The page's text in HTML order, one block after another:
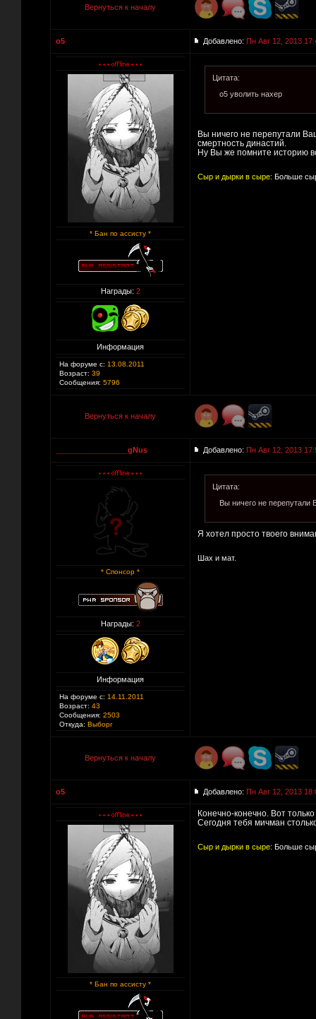
Вернуться к началу
o5 Добавлено: Пн Авг 12, 2013
* Бан по ассисту *
Награды: 2
Информация
На форуме с: 13.08.2011
Возраст: 39
Сообщения: 5796
Цитата:
о5 уволить нахер
Вы ничего не перепутали
смертность династий.
Ну Вы же помните историю
Сыр и дырки в сыре: Больше
Вернуться к началу
_________________gNus Добавлено: Пн Авг 12, 2013
* Спонсор *
Награды: 2
Информация
На форуме с: 14.11.2011
Возраст: 43
Сообщения: 2503
Откуда: Выборг
Цитата:
Вы ничего не перепутали
Я хотел просто твоего
Шах и мат.
Вернуться к началу
o5 Добавлено: Пн Авг 12, 2013
* Бан по ассисту *
Конечно-конечно. Вот
Сегодня тебя мичман
Сыр и дырки в сыре: Больше